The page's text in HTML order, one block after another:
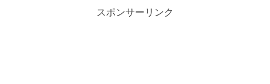
スポンサーリンク